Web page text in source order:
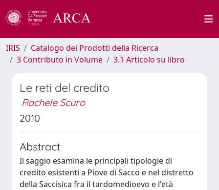
IRIS
Catalogo dei Prodotti della Ricerca
3 Contributo in Volume
3.1 Articolo su libro
Le reti del credito
Rachele Scuro
2010
Abstract
Il saggio esamina le principali tipologie di
credito esistenti a Piove di Sacco e nel distretto
della Saccisica fra il tardomedioevo e l'età